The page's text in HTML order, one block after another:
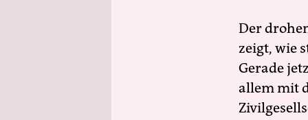
Der
zeigt, wie
Gerade
allem mit